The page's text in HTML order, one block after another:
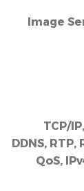
Image
TCP/
DDNS, RTP,
QoS,